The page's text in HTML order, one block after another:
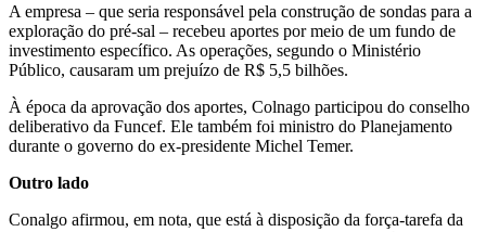
A empresa – que seria responsável pela construção de sondas para a
exploração do pré-sal – recebeu aportes por meio de um fundo de
investimento específico. As operações, segundo o Ministério
Público, causaram um prejuízo de R$ 5,5 bilhões.
À época da aprovação dos aportes, Colnago participou do conselho
deliberativo da Funcef. Ele também foi ministro do Planejamento
durante o governo do ex-presidente Michel Temer.
Outro lado
Conalgo afirmou, em nota, que está à disposição da força-tarefa da